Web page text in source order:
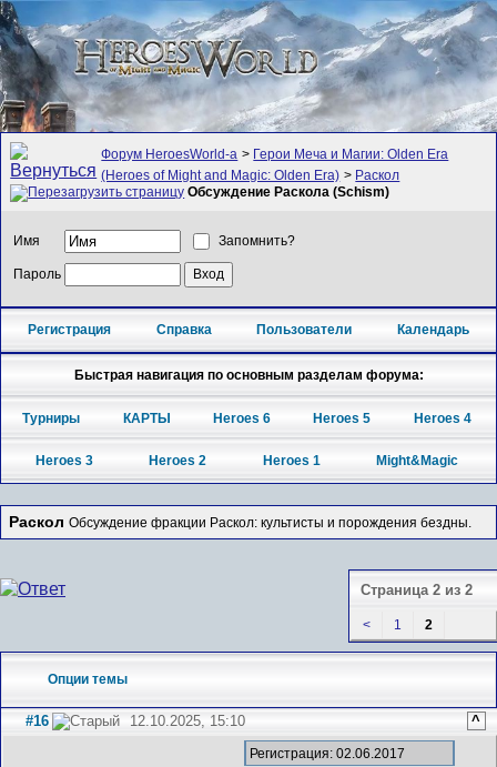
Форум HeroesWorld-а > Герои Меча и Магии: Olden Era
(Heroes of Might and Magic: Olden Era) > Раскол
Обсуждение Раскола (Schism)
Имя Запомнить?
Пароль
Регистрация Справка Пользователи Календарь
Быстрая навигация по основным разделам форума:
Турниры КАРТЫ Heroes 6 Heroes 5 Heroes 4
Heroes 3 Heroes 2 Heroes 1 Might&Magic
Раскол Обсуждение фракции Раскол: культисты и порождения бездны.
Страница 2 из 2
< 1 2
Опции темы
#16 12.10.2025, 15:10 ^
Регистрация: 02.06.2017